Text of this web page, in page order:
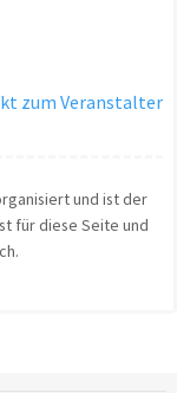
zum Veranstalter
und ist der
für diese Seite und